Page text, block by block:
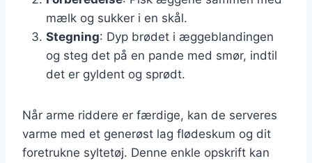
mælk og sukker i en skål.
Stegning: Dyp brødet i æggeblandingen
og steg det på en pande med smør, indtil
det er gyldent og sprødt.
Når arme riddere er færdige, kan de serveres
varme med et generøst lag flødeskum og dit
foretrukne syltetøj. Denne enkle opskrift kan